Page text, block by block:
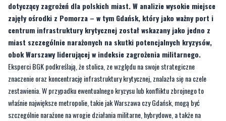
dotyczący zagrożeń dla polskich miast. W analizie wysokie miejsce
zajęły ośrodki z Pomorza – w tym Gdańsk, który jako ważny port i
centrum infrastruktury krytycznej został wskazany jako jedno z
miast szczególnie narażonych na skutki potencjalnych kryzysów,
obok Warszawy liderującej w indeksie zagrożenia militarnego.
Eksperci BGK podkreślają, że stolica, ze względu na swoje strategiczne
znaczenie oraz koncentrację infrastruktury krytycznej, znalazła się na czele
zestawienia. W przypadku ewentualnego kryzysu lub konfliktu zbrojnego to
właśnie największe metropolie, takie jak Warszawa czy Gdańsk, mogą być
szczególnie narażone na wrogie działania militarne, hybrydowe, a także na